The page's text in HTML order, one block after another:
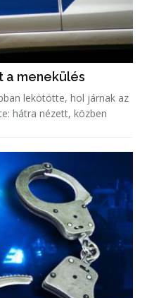
menekülés
lekötötte, hol járnak az
hátra nézett, közben